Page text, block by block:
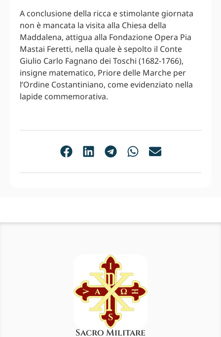
A conclusione della ricca e stimolante giornata
non è mancata la visita alla Chiesa della
Maddalena, attigua alla Fondazione Opera Pia
Mastai Feretti, nella quale è sepolto il Conte
Giulio Carlo Fagnano dei Toschi (1682-1766),
insigne matematico, Priore delle Marche per
l’Ordine Costantiniano, come evidenziato nella
lapide commemorativa.
Sacro Militare